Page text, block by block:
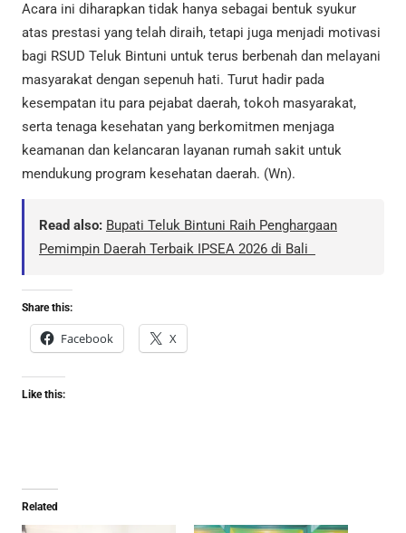
Acara ini diharapkan tidak hanya sebagai bentuk syukur
atas prestasi yang telah diraih, tetapi juga menjadi motivasi
bagi RSUD Teluk Bintuni untuk terus berbenah dan melayani
masyarakat dengan sepenuh hati. Turut hadir pada
kesempatan itu para pejabat daerah, tokoh masyarakat,
serta tenaga kesehatan yang berkomitmen menjaga
keamanan dan kelancaran layanan rumah sakit untuk
mendukung program kesehatan daerah. (Wn).
Read also: Bupati Teluk Bintuni Raih Penghargaan
Pemimpin Daerah Terbaik IPSEA 2026 di Bali
Share this:
Facebook X
Like this:
Related